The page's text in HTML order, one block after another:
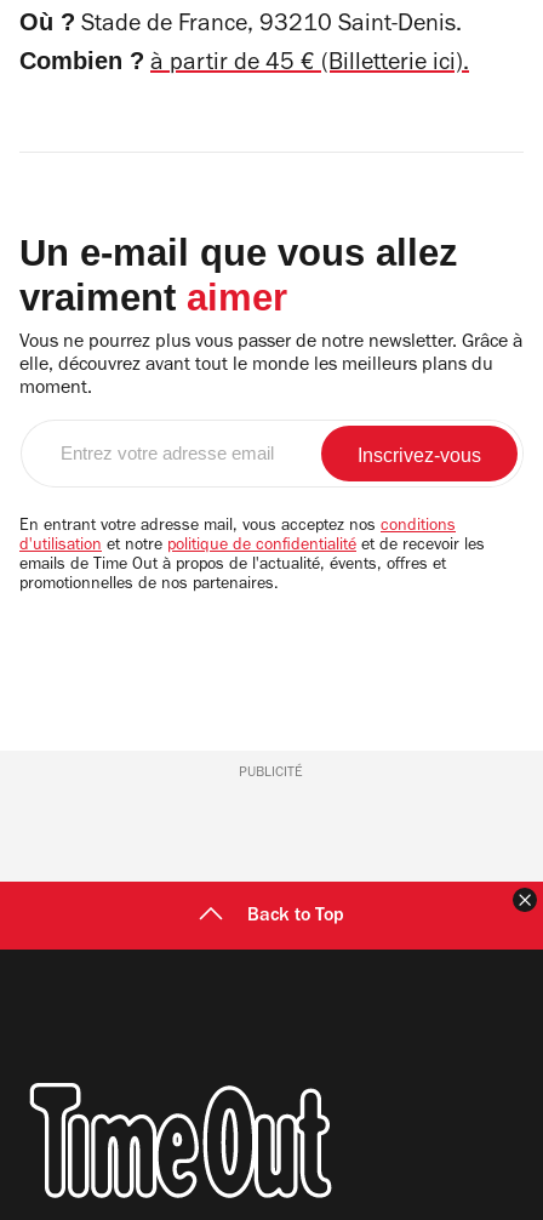
Où ? Stade de France, 93210 Saint-Denis.
Combien ? à partir de 45 € (Billetterie ici).
Un e-mail que vous allez
vraiment aimer
Vous ne pourrez plus vous passer de notre newsletter. Grâce à
elle, découvrez avant tout le monde les meilleurs plans du
moment.
email
En entrant votre adresse mail, vous acceptez nos conditions
d'utilisation et notre politique de confidentialité et de recevoir les
emails de Time Out à propos de l'actualité, évents, offres et
promotionnelles de nos partenaires.
PUBLICITÉ
Back to Top